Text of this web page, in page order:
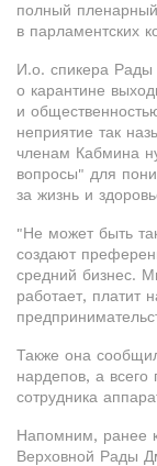
полный
в парламентских
И.о. спикера Рады
о карантине
и
неприятие так
членам Кабмина
вопросы" для
за жизнь и
"Не может быть
создают
средний бизнес.
работает, платит
Также она
нардепов, а
сотрудника
Напомним, ранее
Верховной Рады